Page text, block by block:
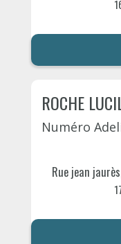
ROCHE
Numéro
Rue jean